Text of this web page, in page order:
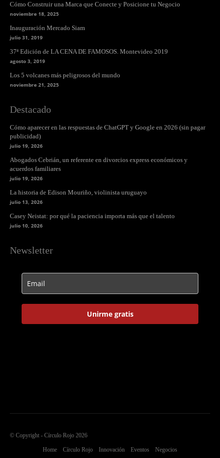
Cómo Construir una Marca que Conecte y Posicione tu Negocio
noviembre 18, 2025
Inauguración Mercado Siam
julio 31, 2019
37ª Edición de LA CENA DE FAMOSOS. Montevideo 2019
agosto 3, 2019
Los 5 volcanes más peligrosos del mundo
noviembre 21, 2025
Destacado
Cómo aparecer en las respuestas de ChatGPT y Google en 2026 (sin pagar
publicidad)
julio 19, 2026
Abogados Cebrián, un referente en divorcios express económicos y
acuerdos familiares
julio 19, 2026
La historia de Edison Mouriño, violinista uruguayo
julio 13, 2026
Casey Neistat: por qué la paciencia importa más que el talento
julio 10, 2026
Newsletter
Unirme gratis
© Copyright - Círculo Rojo 2026
Home Círculo Rojo Innovación Eventos Negocios